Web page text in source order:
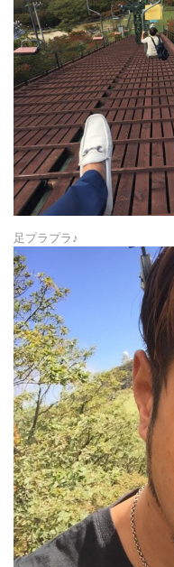
足プラプラ♪